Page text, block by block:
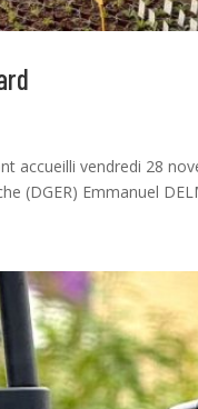
accueilli vendredi 28
(DGER) Emmanuel